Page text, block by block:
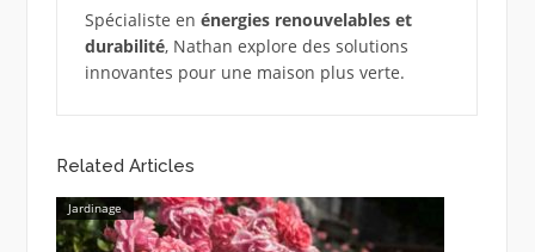
Spécialiste enénergies renouvelables et
durabilité, Nathan explore des solutions
innovantes pour une maison plus verte.
Related Articles
Jardinage